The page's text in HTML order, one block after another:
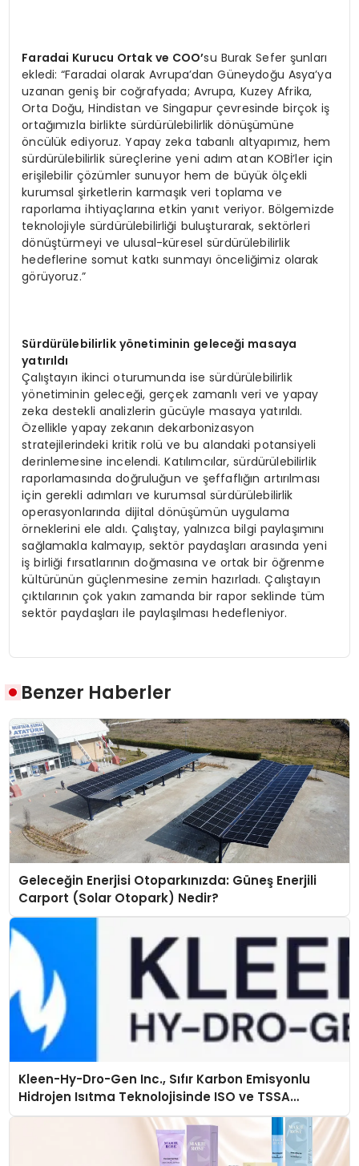
Faradai Kurucu Ortak ve COO’su Burak Sefer şunları
ekledi: “Faradai olarak Avrupa’dan Güneydoğu Asya’ya
uzanan geniş bir coğrafyada; Avrupa, Kuzey Afrika,
Orta Doğu, Hindistan ve Singapur çevresinde birçok iş
ortağımızla birlikte sürdürülebilirlik dönüşümüne
öncülük ediyoruz. Yapay zeka tabanlı altyapımız, hem
sürdürülebilirlik süreçlerine yeni adım atan KOBİ’ler için
erişilebilir çözümler sunuyor hem de büyük ölçekli
kurumsal şirketlerin karmaşık veri toplama ve
raporlama ihtiyaçlarına etkin yanıt veriyor. Bölgemizde
teknolojiyle sürdürülebilirliği buluşturarak, sektörleri
dönüştürmeyi ve ulusal-küresel sürdürülebilirlik
hedeflerine somut katkı sunmayı önceliğimiz olarak
görüyoruz.”
Sürdürülebilirlik yönetiminin geleceği masaya
yatırıldı
Çalıştayın ikinci oturumunda ise sürdürülebilirlik
yönetiminin geleceği, gerçek zamanlı veri ve yapay
zeka destekli analizlerin gücüyle masaya yatırıldı.
Özellikle yapay zekanın dekarbonizasyon
stratejilerindeki kritik rolü ve bu alandaki potansiyeli
derinlemesine incelendi. Katılımcılar, sürdürülebilirlik
raporlamasında doğruluğun ve şeffaflığın artırılması
için gerekli adımları ve kurumsal sürdürülebilirlik
operasyonlarında dijital dönüşümün uygulama
örneklerini ele aldı. Çalıştay, yalnızca bilgi paylaşımını
sağlamakla kalmayıp, sektör paydaşları arasında yeni
iş birliği fırsatlarının doğmasına ve ortak bir öğrenme
kültürünün güçlenmesine zemin hazırladı. Çalıştayın
çıktılarının çok yakın zamanda bir rapor seklinde tüm
sektör paydaşları ile paylaşılması hedefleniyor.
Benzer Haberler
Geleceğin Enerjisi Otoparkınızda: Güneş Enerjili
Carport (Solar Otopark) Nedir?
Kleen-Hy-Dro-Gen Inc., Sıfır Karbon Emisyonlu
Hidrojen Isıtma Teknolojisinde ISO ve TSSA
Düzenleyici Onaylarını Aldı